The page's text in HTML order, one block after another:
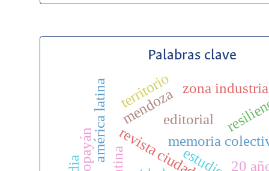
Palabras clave
editorial
20
américa latina memoria
mendoza
popayán
zona
territorio